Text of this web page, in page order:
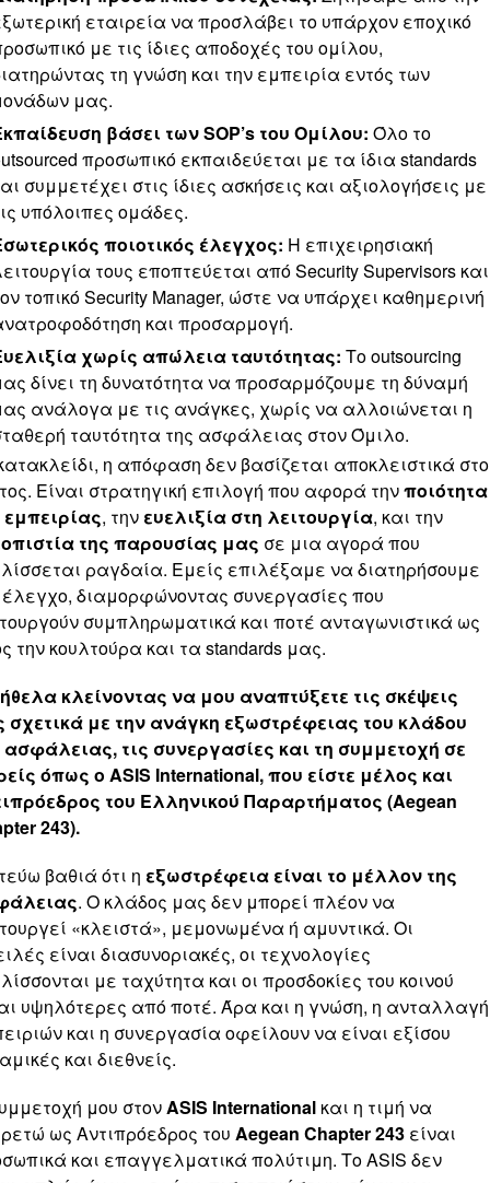
εταιρεία να προσλάβει το υπάρχον εποχικό
με τις ίδιες αποδοχές του ομίλου,
τη γνώση και την εμπειρία εντός των
μας.
βάσει των SOP’s του Ομίλου: Όλο το
προσωπικό εκπαιδεύεται με τα ίδια standards
συμμετέχει στις ίδιες ασκήσεις και αξιολογήσεις με
υπόλοιπες ομάδες.
ποιοτικός έλεγχος: Η επιχειρησιακή
τους εποπτεύεται από Security Supervisors και
τοπικό Security Manager, ώστε να υπάρχει καθημερινή
και προσαρμογή.
χωρίς απώλεια ταυτότητας: Το outsourcing
δίνει τη δυνατότητα να προσαρμόζουμε τη δύναμή
ανάλογα με τις ανάγκες, χωρίς να αλλοιώνεται η
ταυτότητα της ασφάλειας στον Όμιλο.
η απόφαση δεν βασίζεται αποκλειστικά στο
Είναι στρατηγική επιλογή που αφορά τηνποιότητα
εμπειρίας, την ευελιξία στη λειτουργία, και την
της παρουσίας μας σε μια αγορά που
ραγδαία. Εμείς επιλέξαμε να διατηρήσουμε
έλεγχο, διαμορφώνοντας συνεργασίες που
συμπληρωματικά και ποτέ ανταγωνιστικά ως
την κουλτούρα και τα standards μας.
κλείνοντας να μου αναπτύξετε τις σκέψεις
σχετικά με την ανάγκη εξωστρέφειας του κλάδου
ασφάλειας, τις συνεργασίες και τη συμμετοχή σε
όπως ο ASIS International, που είστε μέλος και
του Ελληνικού Παραρτήματος (Aegean
243).
βαθιά ότι η εξωστρέφεια είναι το μέλλον της
. Ο κλάδος μας δεν μπορεί πλέον να
«κλειστά», μεμονωμένα ή αμυντικά. Οι
είναι διασυνοριακές, οι τεχνολογίες
με ταχύτητα και οι προσδοκίες του κοινού
υψηλότερες από ποτέ. Άρα και η γνώση, η ανταλλαγή
και η συνεργασία οφείλουν να είναι εξίσου
και διεθνείς.
μου στονASIS International και η τιμή να
ως Αντιπρόεδρος του Aegean Chapter 243 είναι
και επαγγελματικά πολύτιμη. Το ASIS δεν